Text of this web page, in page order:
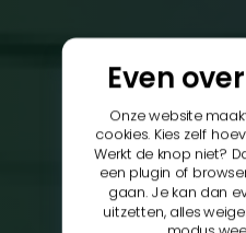
Even
Onze website
cookies. Kies zelf
Werkt de knop niet?
een plugin of
gaan. Je kan dan
uitzetten, alles